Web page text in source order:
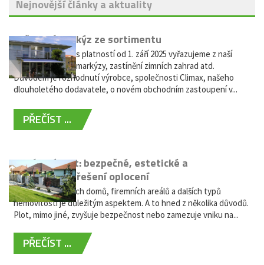
Nejnovější články a aktuality
Vyřazení markýz ze sortimentu
Vážení zákazníci, s platností od 1. září 2025 vyřazujeme z naší
nabídky výsuvné markýzy, zastínění zimních zahrad atd.
Důvodem je rozhodnutí výrobce, společnosti Climax, našeho
dlouholetého dodavatele, o novém obchodním zastoupení v...
PŘEČÍST ...
Hliníkový plot: bezpečné, estetické a
bezúdržbové řešení oplocení
Oplocení rodinných domů, firemních areálů a dalších typů
nemovitostí je důležitým aspektem. A to hned z několika důvodů.
Plot, mimo jiné, zvyšuje bezpečnost nebo zamezuje vniku na...
PŘEČÍST ...